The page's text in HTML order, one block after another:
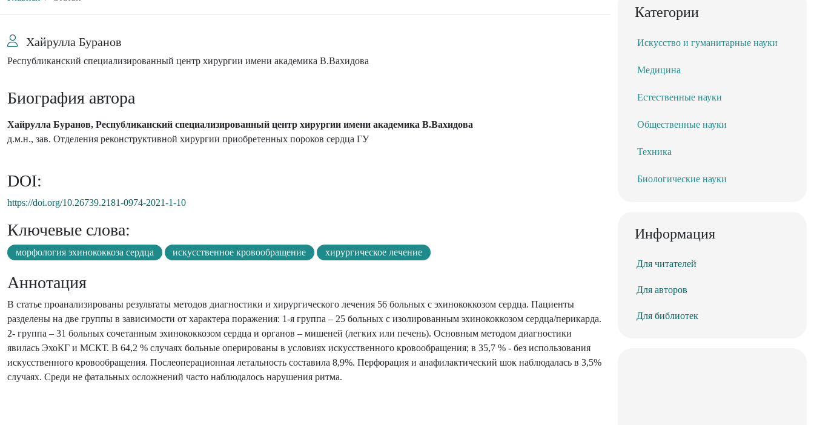
Хайрулла Буранов
Республиканский специализированный центр хирургии имени академика В.Вахидова
Биография автора
Хайрулла Буранов, Республиканский специализированный центр хирургии имени академика В.Вахидова
д.м.н., зав. Отделения реконструктивной хирургии приобретенных пороков сердца ГУ
DOI:
https://doi.org/10.26739.2181-0974-2021-1-10
Ключевые слова:
морфология эхинококкоза сердца искусственное кровообращение хирургическое лечение
Аннотация
В статье проанализированы результаты методов диагностики и хирургического лечения 56 больных с эхинококкозом сердца. Пациенты
разделены на две группы в зависимости от характера поражения: 1-я группа – 25 больных с изолированным эхинококкозом сердца/перикарда.
2- группа – 31 больных сочетанным эхинококкозом сердца и органов – мишеней (легких или печень). Основным методом диагностики
явилась ЭхоКГ и МСКТ. В 64,2 % случаях больные оперированы в условиях искусственного кровообращения; в 35,7 % - без использования
искусственного кровообращения. Послеоперационная летальность составила 8,9%. Перфорация и анафилактический шок наблюдалась в 3,5%
случаях. Среди не фатальных осложнений часто наблюдалось нарушения ритма.
Категории
Искусство и гуманитарные науки
Медицина
Естественные науки
Общественные науки
Техника
Биологические науки
Информация
Для читателей
Для авторов
Для библиотек